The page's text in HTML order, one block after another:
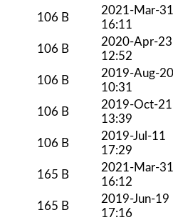
106 B
2021-Mar-31
16:11
106 B
2020-Apr-23
12:52
106 B
2019-Aug-20
10:31
106 B
2019-Oct-21
13:39
106 B
2019-Jul-11
17:29
165 B
2021-Mar-31
16:12
165 B
2019-Jun-19
17:16